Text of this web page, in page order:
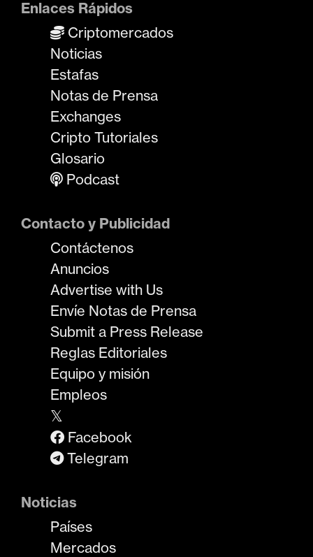
Enlaces Rápidos
Criptomercados
Noticias
Estafas
Notas de Prensa
Exchanges
Cripto Tutoriales
Glosario
Podcast
Contacto y Publicidad
Contáctenos
Anuncios
Advertise with Us
Envíe Notas de Prensa
Submit a Press Release
Reglas Editoriales
Equipo y misión
Empleos
𝕏
Facebook
Telegram
Noticias
Países
Mercados